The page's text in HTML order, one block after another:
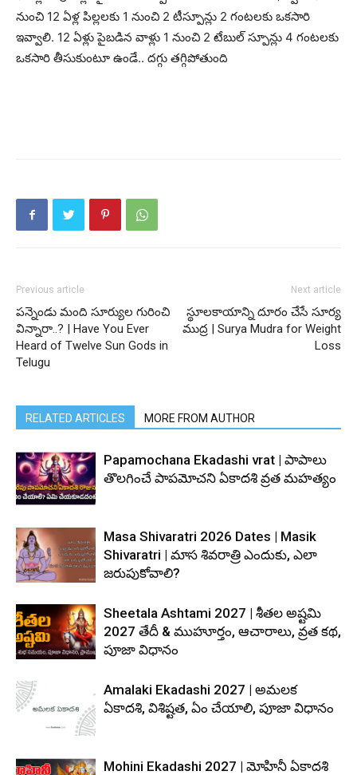
నుంచి 12 ఏళ్ల పిల్లలకు 1 నుంచి 2 టీస్పూన్లు 2 గంటలకు ఒకసారి
ఇవ్వాలి. 12 ఏళ్లు పైబడిన వాళ్లు 1 నుంచి 2 టేబుల్ స్పూన్లు 4 గంటలకు
ఒకసారి తీసుకుంటూ ఉండే.. దగ్గు తగ్గిపోతుంది
Previous article
పన్నెండు మంది సూర్యుల గురించి
విన్నారా..? | Have You Ever
Heard of Twelve Sun Gods in
Telugu
Next article
స్థూలకాయాన్ని దూరం చేసే సూర్య
ముద్ర | Surya Mudra for Weight
Loss
RELATED ARTICLES MORE FROM AUTHOR
Papamochana Ekadashi vrat | పాపాలు
తొలగించే పాపమోచని ఏకాదశి వ్రత మహత్యం
Masa Shivaratri 2026 Dates | Masik
Shivaratri | మాస శివరాత్రి ఎందుకు, ఎలా
జరుపుకోవాలి?
Sheetala Ashtami 2027 | శీతల అష్టమి
2027 తేదీ & ముహూర్తం, ఆచారాలు, వ్రత కథ,
పూజా విధానం
Amalaki Ekadashi 2027 | అమలక
ఏకాదశి, విశిష్టత, ఏం చేయాలి, పూజా విధానం
Mohini Ekadashi 2027 | మోహినీ ఏకాదశి